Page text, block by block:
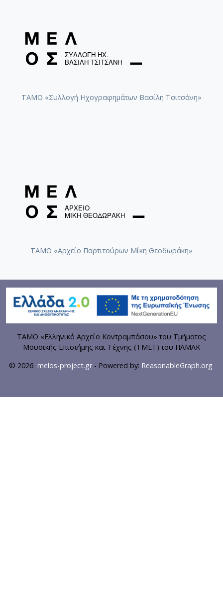
ΤΑΜΟ «Συλλογή Ηχογραφημάτων Βασίλη Τσιτσάνη»
ΤΑΜΟ «Αρχείο Παρτιτούρων Μίκη Θεοδωράκη»
ΤΑΜΟ «Ελληνικό Αρχείο Κοντραμπάσου» του Τμήματος
Μουσικής Επιστήμης και Τέχνης (ΤΜΕΤ) του ΠΑΜΑΚ
© 2026 melos-project.gr- Powered by: ReasonableGraph.org